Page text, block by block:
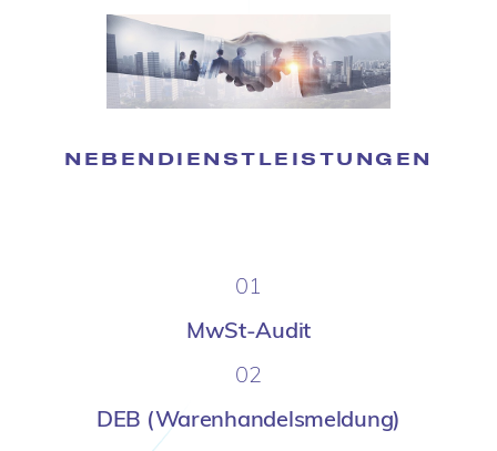
NEBENDIENSTLEISTUNGEN
01
MwSt-Audit
02
DEB (Warenhandelsmeldung)